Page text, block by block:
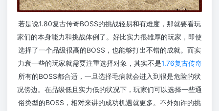
若是说1.80复古传奇BOSS的挑战轻易和有难度，那就要看玩
家们的本身能力和挑战体例了。好比实力很雄厚的玩家，即使
选择了一个品级很高的BOSS，也能够打出不错的成就。而实
力衰一些的玩家就需要注重选择对象，其实不是1.76复古传奇
所有的BOSS都合适，一旦选择毛病就会进入到很是危险的状
况傍边。在品级低且实力低的状况下，玩家们可以选择一些通
俗类型的BOSS，相对来讲的成功机遇就更多。不外如许的挑